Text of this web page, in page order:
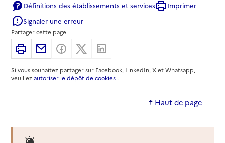
Service autonomie à domicile (aide)
Auxity scop
Adresse
36 avenue Félix Viallet
38000- Grenoble
04 76 42 47 26
Définitions des établissements et services
Imprimer
Signaler une erreur
Partager cette page
ImprimerPartager par email
Partager sur Facebook
Partager sur X
Si vous souhaitez partager sur Facebook, LinkedIn, X et Whatsapp,
veuillezautoriser le dépôt de cookies .
Haut de page